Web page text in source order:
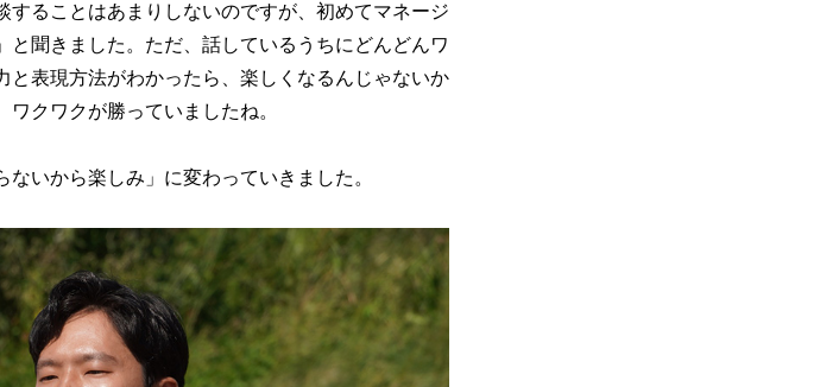
ることはあまりしないのですが、初めてマネージ
聞きました。ただ、話しているうちにどんどんワ
表現方法がわかったら、楽しくなるんじゃないか
クワクが勝っていましたね。
いから楽しみ」に変わっていきました。